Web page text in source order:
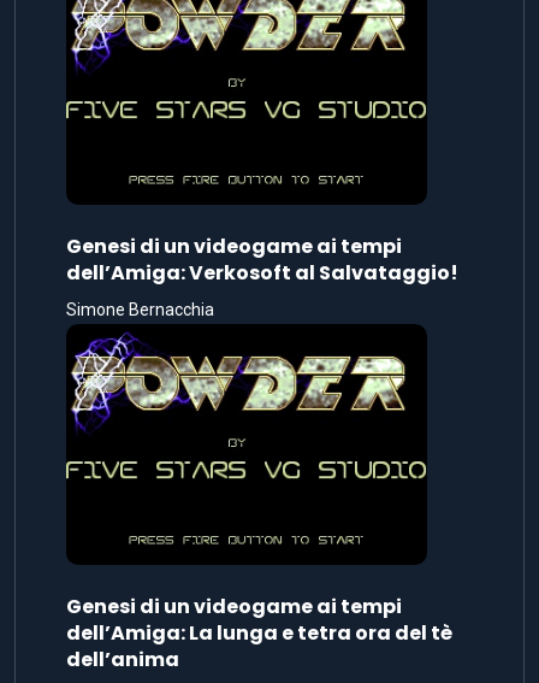
Genesi di un videogame ai tempi
dell’Amiga: Verkosoft al Salvataggio!
Simone Bernacchia
Genesi di un videogame ai tempi
dell’Amiga: La lunga e tetra ora del tè
dell’anima